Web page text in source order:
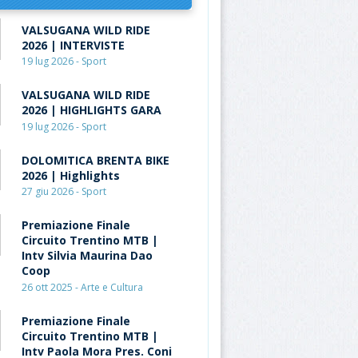
VALSUGANA WILD RIDE
2026 | INTERVISTE
19 lug 2026 - Sport
VALSUGANA WILD RIDE
2026 | HIGHLIGHTS GARA
19 lug 2026 - Sport
DOLOMITICA BRENTA BIKE
2026 | Highlights
27 giu 2026 - Sport
Premiazione Finale
Circuito Trentino MTB |
Intv Silvia Maurina Dao
Coop
26 ott 2025 - Arte e Cultura
Premiazione Finale
Circuito Trentino MTB |
Intv Paola Mora Pres. Coni